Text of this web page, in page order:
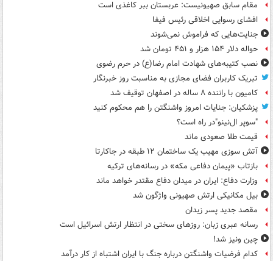
مقام سابق صهیونیست: عربستان ببر کاغذی است
افشای رسوایی اخلاقی رئیس فیفا
جنایت‌هایی که فراموش نمی‌شوند
حواله دلار ۱۵۴ هزار و ۴۵۱ تومان شد
نصب کتیبه‌های شهادت امام رضا(ع) در حرم رضوی
تبریک کاربران فضای مجازی به مناسبت روز خبرنگار
کامیون با راننده ۸ ساله در اصفهان توقیف شد
پزشکیان: جنایات امروز واشنگتن را هم محکوم کنید
"سوپر ال‌نینو"در راه است؟
قیمت طلا صعودی ماند
آتش سوزی مهیب یک ساختمان ۱۲ طبقه در جاکارتا
بازتاب «پیمان دفاعی مکه» در رسانه‌های ترکیه
وزارت دفاع: ایران در میدان دفاع مقتدر خواهد ماند
بیل مکانیکی ارتش صهیونی واژگون شد
مقصد جدید پسر زیدان
رسانه عبری زبان: روزهای سختی در انتظار ارتش اسرائیل است
چین ونیز شد!
کدام فرضیات واشنگتن درباره جنگ با ایران اشتباه از کار درآمد